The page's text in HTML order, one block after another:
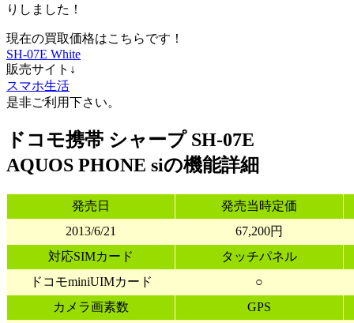
りしました！
現在の買取価格はこちらです！
SH-07E White
販売サイト↓
スマホ生活
是非ご利用下さい。
ドコモ携帯 シャープ SH-07E
AQUOS PHONE siの機能詳細
発売日
発売当時定価
2013/6/21
67,200円
対応SIMカード
タッチパネル
ドコモminiUIMカード
○
カメラ画素数
GPS